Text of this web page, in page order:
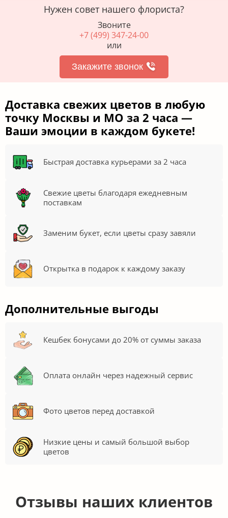
Нужен совет нашего флориста?
Звоните
+7 (499) 347-24-00
или
Закажите звонок
Доставка свежих цветов в любую
точку Москвы и МО за 2 часа —
Ваши эмоции в каждом букете!
Быстрая доставка курьерами за 2 часа
Свежие цветы благодаря ежедневным
поставкам
Заменим букет, если цветы сразу завяли
Открытка в подарок к каждому заказу
Дополнительные выгоды
Кешбек бонусами до 20% от суммы заказа
Оплата онлайн через надежный сервис
Фото цветов перед доставкой
Низкие цены и самый большой выбор
цветов
Отзывы наших клиентов